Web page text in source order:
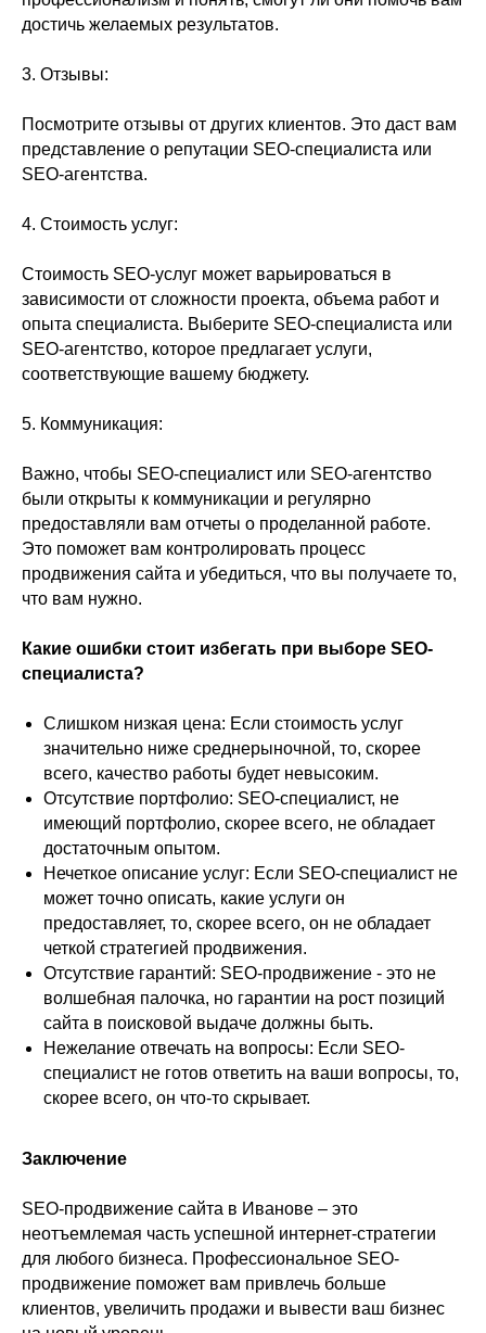
достичь желаемых результатов.
3. Отзывы:
Посмотрите отзывы от других клиентов. Это даст вам
представление о репутации SEO-специалиста или
SEO-агентства.
4. Стоимость услуг:
Стоимость SEO-услуг может варьироваться в
зависимости от сложности проекта, объема работ и
опыта специалиста. Выберите SEO-специалиста или
SEO-агентство, которое предлагает услуги,
соответствующие вашему бюджету.
5. Коммуникация:
Важно, чтобы SEO-специалист или SEO-агентство
были открыты к коммуникации и регулярно
предоставляли вам отчеты о проделанной работе.
Это поможет вам контролировать процесс
продвижения сайта и убедиться, что вы получаете то,
что вам нужно.
Какие ошибки стоит избегать при выборе SEO-
специалиста?
Слишком низкая цена: Если стоимость услуг
значительно ниже среднерыночной, то, скорее
всего, качество работы будет невысоким.
Отсутствие портфолио: SEO-специалист, не
имеющий портфолио, скорее всего, не обладает
достаточным опытом.
Нечеткое описание услуг: Если SEO-специалист не
может точно описать, какие услуги он
предоставляет, то, скорее всего, он не обладает
четкой стратегией продвижения.
Отсутствие гарантий: SEO-продвижение - это не
волшебная палочка, но гарантии на рост позиций
сайта в поисковой выдаче должны быть.
Нежелание отвечать на вопросы: Если SEO-
специалист не готов ответить на ваши вопросы, то,
скорее всего, он что-то скрывает.
Заключение
SEO-продвижение сайта в Иванове – это
неотъемлемая часть успешной интернет-стратегии
для любого бизнеса. Профессиональное SEO-
продвижение поможет вам привлечь больше
клиентов, увеличить продажи и вывести ваш бизнес